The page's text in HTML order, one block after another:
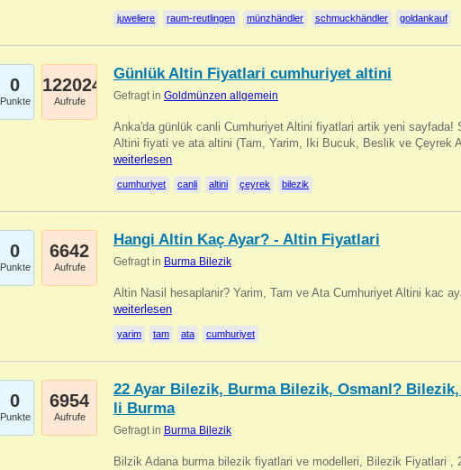
juweliere raum-reutlingen münzhändler schmuckhändler goldankauf
0
Punkte
122024
Aufrufe
Günlük Altin Fiyatlari cumhuriyet altini
Gefragt in Goldmünzen allgemein
Anka'da günlük canli Cumhuriyet Altini fiyatlari artik yeni sayfada!
Altini fiyati ve ata altini (Tam, Yarim, Iki Bucuk, Beslik ve Çeyrek
weiterlesen
cumhuriyet canli altini çeyrek bilezik
0
Punkte
6642
Aufrufe
Hangi Altin Kaç Ayar? - Altin Fiyatlari
Gefragt in Burma Bilezik
Altin Nasil hesaplanir? Yarim, Tam ve Ata Cumhuriyet Altini kac
weiterlesen
yarim tam ata cumhuriyet
0
Punkte
6954
Aufrufe
22 Ayar Bilezik, Burma Bilezik, Osmanl?
li Burma
Gefragt in Burma Bilezik
Bilzik Adana burma bilezik fiyatlari ve modelleri, Bilezik Fiyatlari ,